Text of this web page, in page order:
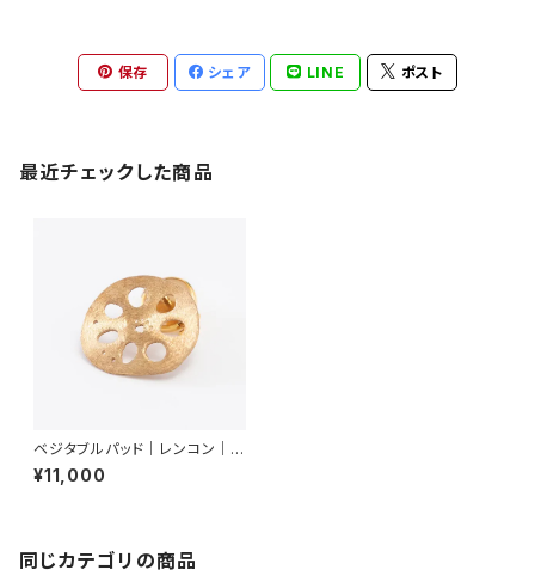
保存 シェア LINE ポスト
最近チェックした商品
ベジタブルパッド｜レンコン｜ピ
ンブローチ
¥11,000
同じカテゴリの商品